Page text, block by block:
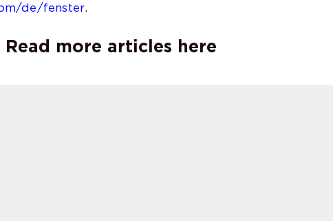
de/fenster.
Read more articles here